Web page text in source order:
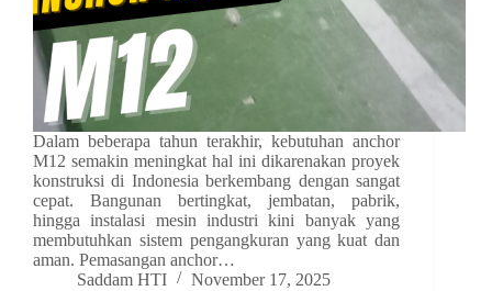
Dalam beberapa tahun terakhir, kebutuhan anchor
M12 semakin meningkat hal ini dikarenakan proyek
konstruksi di Indonesia berkembang dengan sangat
cepat. Bangunan bertingkat, jembatan, pabrik,
hingga instalasi mesin industri kini banyak yang
membutuhkan sistem pengangkuran yang kuat dan
aman. Pemasangan anchor…
Saddam HTI
November 17, 2025